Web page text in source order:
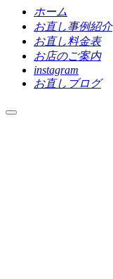
ホーム
お直し事例紹介
お直し料金表
お店のご案内
instagram
お直しブログ